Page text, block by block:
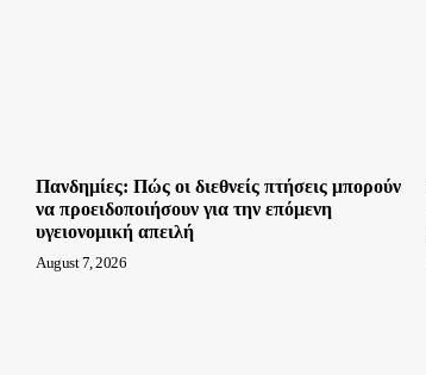
Πανδημίες: Πώς οι διεθνείς πτήσεις μπορούν
να προειδοποιήσουν για την επόμενη
υγειονομική απειλή
August 7, 2026